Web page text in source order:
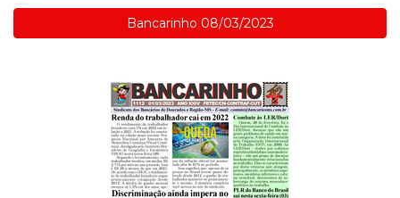
Bancarinho 08/03/2023